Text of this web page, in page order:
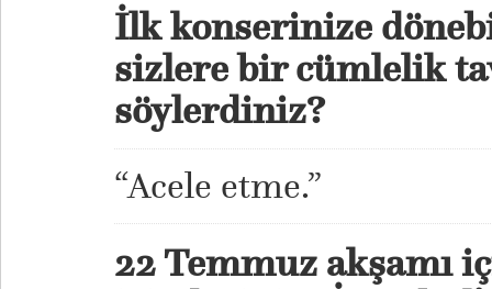
İlk konserinize
sizlere bir cümlelik
söylerdiniz?
“Acele etme.”
22 Temmuz akşamı